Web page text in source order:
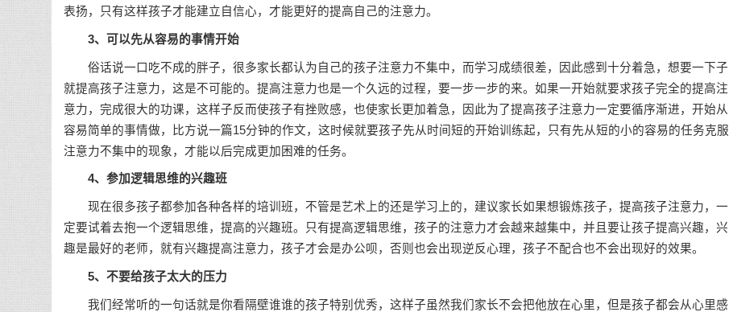
表扬，只有这样孩子才能建立自信心，才能更好的提高自己的注意力。
3、可以先从容易的事情开始
俗话说一口吃不成的胖子，很多家长都认为自己的孩子注意力不集中，而学习成绩很差，因此感到十分着急，想要一下子
就提高孩子注意力，这是不可能的。提高注意力也是一个久远的过程，要一步一步的来。如果一开始就要求孩子完全的提高注
意力，完成很大的功课，这样子反而使孩子有挫败感，也使家长更加着急，因此为了提高孩子注意力一定要循序渐进，开始从
容易简单的事情做，比方说一篇15分钟的作文，这时候就要孩子先从时间短的开始训练起，只有先从短的小的容易的任务克服
注意力不集中的现象，才能以后完成更加困难的任务。
4、参加逻辑思维的兴趣班
现在很多孩子都参加各种各样的培训班，不管是艺术上的还是学习上的，建议家长如果想锻炼孩子，提高孩子注意力，一
定要试着去抱一个逻辑思维，提高的兴趣班。只有提高逻辑思维，孩子的注意力才会越来越集中，并且要让孩子提高兴趣，兴
趣是最好的老师，就有兴趣提高注意力，孩子才会是办公呗，否则也会出现逆反心理，孩子不配合也不会出现好的效果。
5、不要给孩子太大的压力
我们经常听的一句话就是你看隔壁谁谁的孩子特别优秀，这样子虽然我们家长不会把他放在心里，但是孩子都会从心里感